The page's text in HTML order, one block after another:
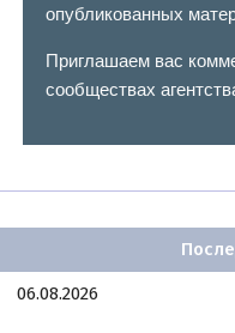
опубликованных
Приглашаем вас
сообществах
06.08.2026